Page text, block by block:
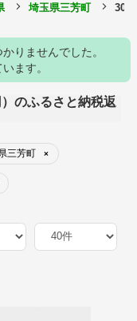
埼玉県三芳町
りませんでした。
ます。
のふるさと納税返
三芳町 ×